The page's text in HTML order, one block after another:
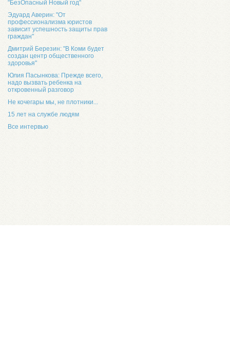
"БезОпасный Новый год"
Эдуард Аверин: "От
профессионализма юристов
зависит успешность защиты прав
граждан"
Дмитрий Березин: "В Коми будет
создан центр общественного
здоровья"
Юлия Пасынкова: Прежде всего,
надо вызвать ребенка на
откровенный разговор
Не кочегары мы, не плотники...
15 лет на службе людям
Все интервью